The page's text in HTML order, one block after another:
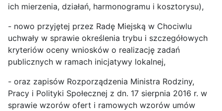
ich mierzenia, działań, harmonogramu i kosztorysu),
- nowo przyjętej przez Radę Miejską w Chociwlu
uchwały w sprawie określenia trybu i szczegółowych
kryteriów oceny wniosków o realizację zadań
publicznych w ramach inicjatywy lokalnej,
- oraz zapisów Rozporządzenia Ministra Rodziny,
Pracy i Polityki Społecznej z dn. 17 sierpnia 2016 r. w
sprawie wzorów ofert i ramowych wzorów umów